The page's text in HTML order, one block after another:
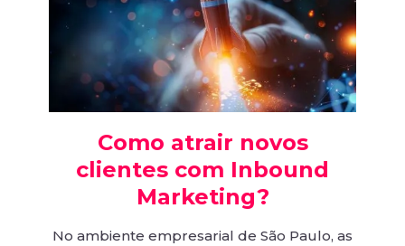
Como atrair novos
clientes com Inbound
Marketing?
No ambiente empresarial de São Paulo, as